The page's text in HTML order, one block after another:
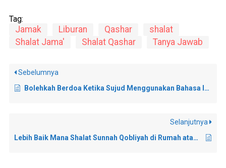
Tag:
Jamak Liburan Qashar
shalat
Shalat Jama'
Shalat Qashar Tanya Jawab
Sebelumnya
Bolehkah Berdoa Ketika Sujud Menggunakan Bahasa Indonesia?
Selanjutnya
Lebih Baik Mana Shalat Sunnah Qobliyah di Rumah atau di Masjid?